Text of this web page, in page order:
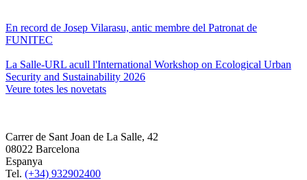
En record de Josep Vilarasu, antic membre del Patronat de
FUNITEC
La Salle-URL acull l'International Workshop on Ecological Urban
Security and Sustainability 2026
Veure totes les novetats
Carrer de Sant Joan de La Salle, 42
08022 Barcelona
Espanya
Tel. (+34) 932902400